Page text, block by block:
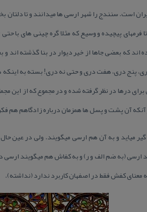
است. سنندج را شهر ارسی ها میدانند و تا دلتان
اند كه بعضی جاها از خیر دیوار در بنا گذشته
دری، هفت دری و حتی نه دری! بسته به اینكه در
درها در نظر گرفته شده و در مجموع كه از
آن پشت و پسل ها همزمان درباره زادگاهم هم
میاید و به آن هم ارسی میگویند. ولی در عین
ارسی (به ضم الف و ر) و به كفاش هم میگویند ارسی
معنای كفش فقط در اصفهان كاربرد ندارد (نداشته).